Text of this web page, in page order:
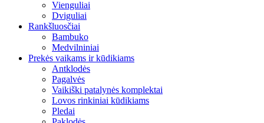
Vienguliai
Dviguliai
Rankšluosčiai
Bambuko
Medvilniniai
Prekės vaikams ir kūdikiams
Antklodės
Pagalvės
Vaikiški patalynės komplektai
Lovos rinkiniai kūdikiams
Pledai